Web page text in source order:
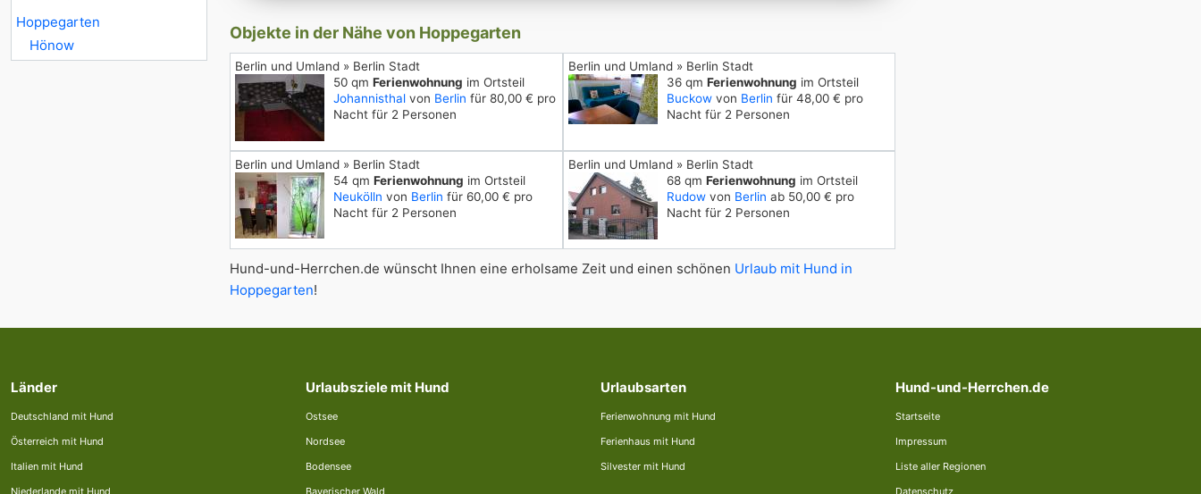
Hoppegarten
Hönow
Objekte in der Nähe von Hoppegarten
Berlin und Umland » Berlin Stadt
50 qm Ferienwohnung im Ortsteil
Johannisthal von Berlin für 80,00 € pro
Nacht für 2 Personen
Berlin und Umland » Berlin Stadt
36 qm Ferienwohnung im Ortsteil
Buckowvon Berlin für 48,00 € pro
Nacht für 2 Personen
Berlin und Umland » Berlin Stadt
54 qm Ferienwohnung im Ortsteil
Neukölln von Berlin für 60,00 € pro
Nacht für 2 Personen
Berlin und Umland » Berlin Stadt
68 qm Ferienwohnung im Ortsteil
Rudowvon Berlin ab 50,00 € pro
Nacht für 2 Personen
Hund-und-Herrchen.de wünscht Ihnen eine erholsame Zeit und einen schönen Urlaub mit Hund in
Hoppegarten!
Länder
Deutschland mit Hund
Österreich mit Hund
Italien mit Hund
Niederlande mit Hund
Urlaubsziele mit Hund
Ostsee
Nordsee
Bodensee
Bayerischer Wald
Urlaubsarten
Ferienwohnung mit Hund
Ferienhaus mit Hund
Silvester mit Hund
Hund-und-Herrchen.de
Startseite
Impressum
Liste aller Regionen
Datenschutz